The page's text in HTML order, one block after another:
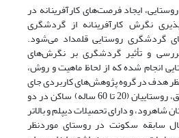
ایجاد فرصت‌های کارآفرینانه در
نگرش کارآفرینانه از گردشگری
گردشگری روستایی قلمداد می‌شود.
و تأثیر گردشگری بر نگرش‌های
انجام شده که از لحاظ ماهیت و روش،
هدف در گروه پژوهش‌های کاربردی جای
می‌گیرد. جامعه آماری تحقیق، روستاییان (20 تا 60 ساله) ساکن در دو
شاهرود، و دارای تحصیلات دیپلم و بالاتر
که دست‌کم 3 سال سابقه‌ سکونت در روستای موردنظر